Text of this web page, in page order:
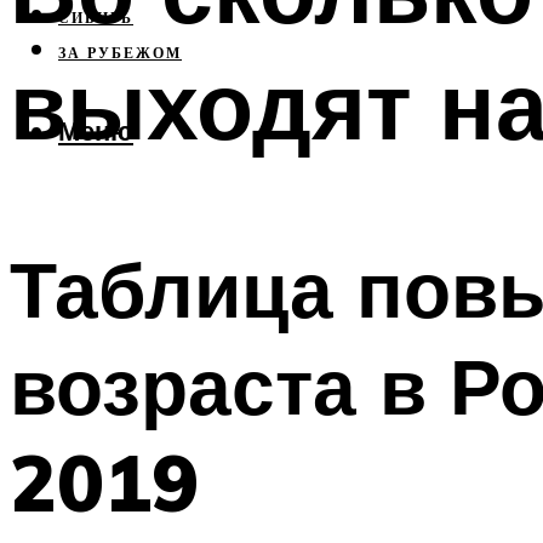
СИБИРЬ
ЗА РУБЕЖОМ
Меню
выходят
Таблица
возраста в
2019